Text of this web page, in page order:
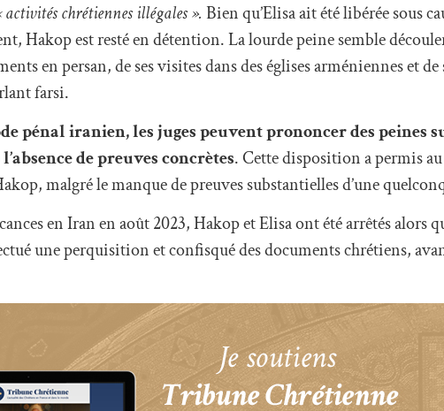
activités chrétiennes illégales ». Bien qu’Elisa ait été libérée sous
Hakop est resté en détention. La lourde peine semble
en persan, de ses visites dans des églises arméniennes et
farsi.
pénal iranien, les juges peuvent prononcer des peines
de preuves concrètes. Cette disposition a permis
malgré le manque de preuves substantielles d’une
en Iran en août 2023, Hakop et Elisa ont été arrêtés alors
une perquisition et confisqué des documents chrétiens,